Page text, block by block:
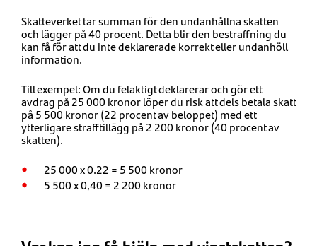
Skatteverket tar summan för den undanhållna skatten
och lägger på 40 procent. Detta blir den bestraffning du
kan få för att du inte deklarerade korrekt eller undanhöll
information.
Till exempel: Om du felaktigt deklarerar och gör ett
avdrag på 25 000 kronor löper du risk att dels betala skatt
på 5 500 kronor (22 procent av beloppet) med ett
ytterligare strafftillägg på 2 200 kronor (40 procent av
skatten).
25 000 x 0.22 = 5 500 kronor
5 500 x 0,40 = 2 200 kronor